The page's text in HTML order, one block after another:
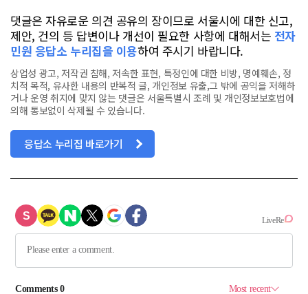
댓글은 자유로운 의견 공유의 장이므로 서울시에 대한 신고,
제안, 건의 등 답변이나 개선이 필요한 사항에 대해서는 전자
민원 응답소 누리집을 이용하여 주시기 바랍니다.
상업성 광고, 저작권 침해, 저속한 표현, 특정인에 대한 비방, 명예훼손, 정
치적 목적, 유사한 내용의 반복적 글, 개인정보 유출,그 밖에 공익을 저해하
거나 운영 취지에 맞지 않는 댓글은 서울특별시 조례 및 개인정보보호법에
의해 통보없이 삭제될 수 있습니다.
응답소 누리집 바로가기